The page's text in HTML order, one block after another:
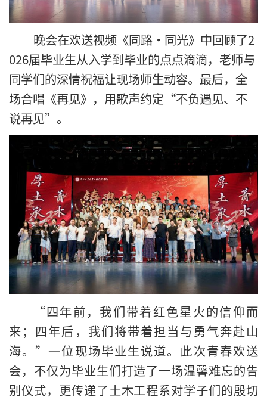
晚会在欢送视频《同路·同光》中回顾了2
026届毕业生从入学到毕业的点点滴滴，老师与
同学们的深情祝福让现场师生动容。最后，全
场合唱《再见》，用歌声约定“不负遇见、不
说再见”。
“四年前，我们带着红色星火的信仰而
来；四年后，我们将带着担当与勇气奔赴山
海。”一位现场毕业生说道。此次青春欢送
会，不仅为毕业生们打造了一场温馨难忘的告
别仪式，更传递了土木工程系对学子们的殷切